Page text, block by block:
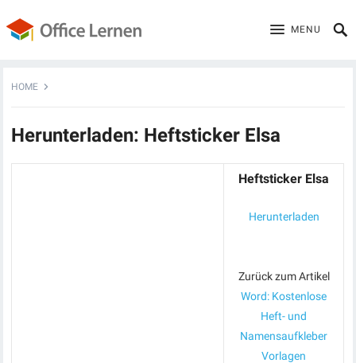
MENU
HOME
Herunterladen: Heftsticker Elsa
Heftsticker Elsa
Herunterladen
Zurück zum Artikel
Word: Kostenlose
Heft- und
Namensaufkleber
Vorlagen